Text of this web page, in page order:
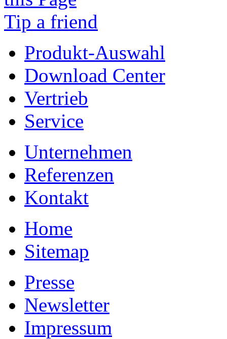
Tip a friend
Produkt-Auswahl
Download Center
Vertrieb
Service
Unternehmen
Referenzen
Kontakt
Home
Sitemap
Presse
Newsletter
Impressum